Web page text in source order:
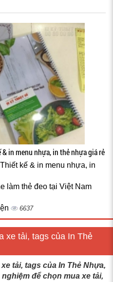
in menu nhựa, in thẻ nhựa giá rẻ
kế & in menu nhựa, in
làm thẻ đeo tại Việt Nam
6637
xe tải, tags của In Thẻ
tải, tags của In Thẻ Nhựa,
để chọn mua xe tải,